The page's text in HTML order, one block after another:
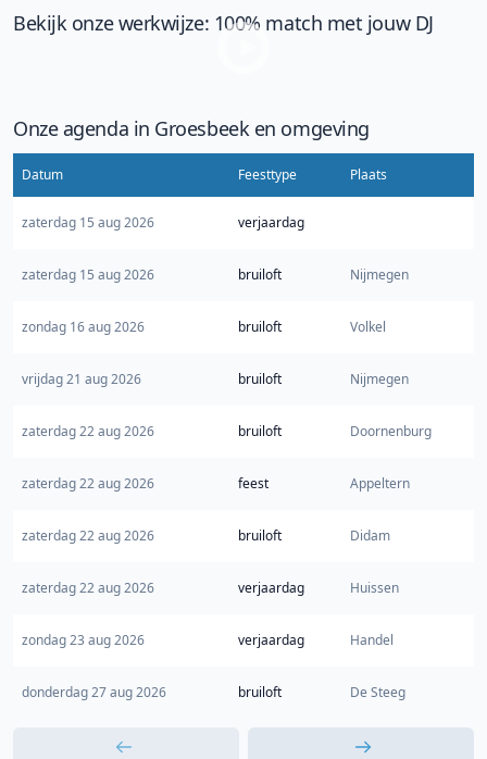
Bekijk onze werkwijze: 100% match met jouw DJ
Onze agenda in Groesbeek en omgeving
Datum Feesttype Plaats
zaterdag 15 aug 2026 verjaardag
zaterdag 15 aug 2026 bruiloft Nijmegen
zondag 16 aug 2026 bruiloft Volkel
vrijdag 21 aug 2026 bruiloft Nijmegen
zaterdag 22 aug 2026 bruiloft Doornenburg
zaterdag 22 aug 2026 feest Appeltern
zaterdag 22 aug 2026 bruiloft Didam
zaterdag 22 aug 2026 verjaardag Huissen
zondag 23 aug 2026 verjaardag Handel
donderdag 27 aug 2026 bruiloft De Steeg